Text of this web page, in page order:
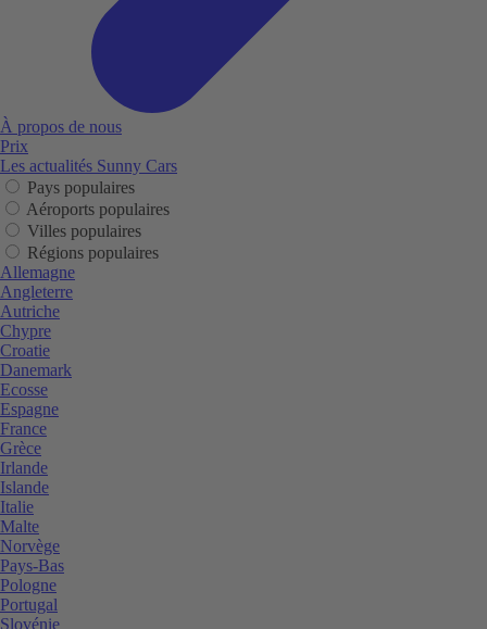
À propos de nous
Prix
Les actualités Sunny Cars
Pays populaires
Aéroports populaires
Villes populaires
Régions populaires
Allemagne
Angleterre
Autriche
Chypre
Croatie
Danemark
Ecosse
Espagne
France
Grèce
Irlande
Islande
Italie
Malte
Norvège
Pays-Bas
Pologne
Portugal
Slovénie